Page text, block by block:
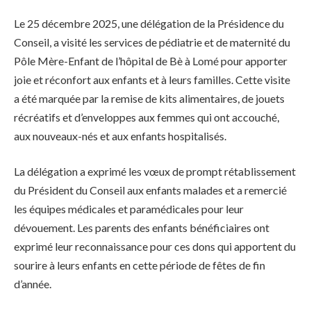
Le 25 décembre 2025, une délégation de la Présidence du
Conseil, a visité les services de pédiatrie et de maternité du
Pôle Mère-Enfant de l’hôpital de Bè à Lomé pour apporter
joie et réconfort aux enfants et à leurs familles. Cette visite
a été marquée par la remise de kits alimentaires, de jouets
récréatifs et d’enveloppes aux femmes qui ont accouché,
aux nouveaux-nés et aux enfants hospitalisés.
La délégation a exprimé les vœux de prompt rétablissement
du Président du Conseil aux enfants malades et a remercié
les équipes médicales et paramédicales pour leur
dévouement. Les parents des enfants bénéficiaires ont
exprimé leur reconnaissance pour ces dons qui apportent du
sourire à leurs enfants en cette période de fêtes de fin
d’année.